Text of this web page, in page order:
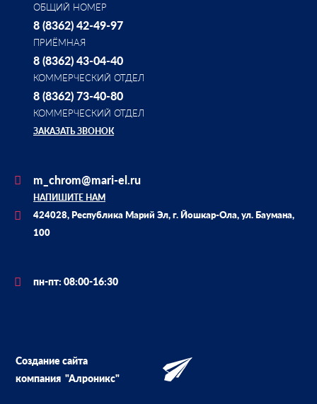
ОБЩИЙ НОМЕР
8 (8362) 42-49-97
ПРИЁМНАЯ
8 (8362) 43-04-40
КОММЕРЧЕСКИЙ ОТДЕЛ
8 (8362) 73-40-80
КОММЕРЧЕСКИЙ ОТДЕЛ
ЗАКАЗАТЬ ЗВОНОК
m_chrom@mari-el.ru
НАПИШИТЕ НАМ
424028, Республика Марий Эл, г. Йошкар-Ола, ул. Баумана,
100
пн-пт: 08:00-16:30
Создание сайта
компания "Алроникс"